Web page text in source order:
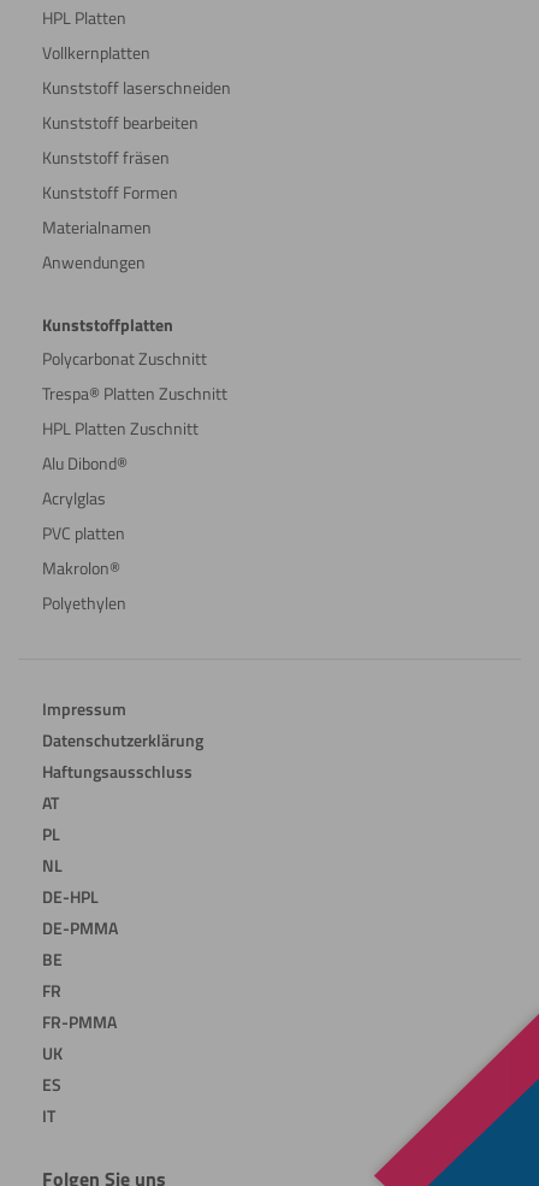
HPL Platten
Vollkernplatten
Kunststoff laserschneiden
Kunststoff bearbeiten
Kunststoff fräsen
Kunststoff Formen
Materialnamen
Anwendungen
Kunststoffplatten
Polycarbonat Zuschnitt
Trespa® Platten Zuschnitt
HPL Platten Zuschnitt
Alu Dibond®
Acrylglas
PVC platten
Makrolon®
Polyethylen
Impressum
Datenschutzerklärung
Haftungsausschluss
AT
PL
NL
DE-HPL
DE-PMMA
BE
FR
FR-PMMA
UK
ES
IT
Folgen Sie uns